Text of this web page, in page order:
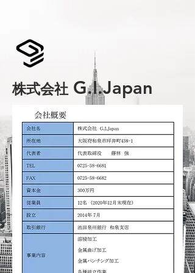
株式会社 G.I.Japan